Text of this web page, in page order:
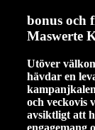
bonus och
Maswerte
Utöver
hävdar en
och veckovis
avsiktligt att
engagemang